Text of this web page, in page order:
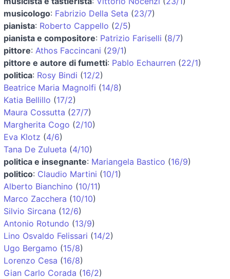
musicologo: Fabrizio Della Seta (23/7)
pianista: Roberto Cappello (2/5)
pianista e compositore: Patrizio Fariselli (8/7)
pittore: Athos Faccincani (29/1)
pittore e autore di fumetti: Pablo Echaurren (22/1)
politica: Rosy Bindi (12/2)
Beatrice Maria Magnolfi (14/8)
Katia Bellillo (17/2)
Maura Cossutta (27/7)
Margherita Cogo (2/10)
Eva Klotz (4/6)
Tana De Zulueta (4/10)
politica e insegnante: Mariangela Bastico (16/9)
politico: Claudio Martini (10/1)
Alberto Bianchino (10/11)
Marco Zacchera (10/10)
Silvio Sircana (12/6)
Antonio Rotundo (13/9)
Lino Osvaldo Felissari (14/2)
Ugo Bergamo (15/8)
Lorenzo Cesa (16/8)
Gian Carlo Corada (16/2)